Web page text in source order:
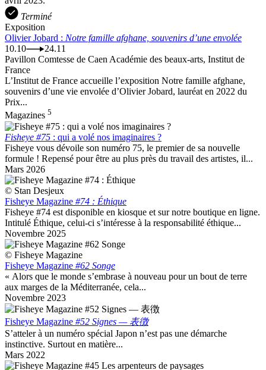
Terminé
Exposition
Olivier Jobard : Notre famille afghane, souvenirs d’une envolée
10.10
24.11
Pavillon Comtesse de Caen Académie des beaux-arts, Institut de
France
L’Institut de France accueille l’exposition Notre famille afghane,
souvenirs d’une vie envolée d’Olivier Jobard, lauréat en 2022 du
Prix...
Magazines 5
Fisheye #75 : qui a volé nos imaginaires ?
Fisheye vous dévoile son numéro 75, le premier de sa nouvelle
formule ! Repensé pour être au plus près du travail des artistes, il...
Mars 2026
© Stan Desjeux
Fisheye Magazine #74 : Éthique
Fisheye #74 est disponible en kiosque et sur notre boutique en ligne.
Intitulé Éthique, celui-ci s’intéresse à la responsabilité éthique...
Novembre 2025
© Fisheye Magazine
Fisheye Magazine #62 Songe
« Alors que le monde s’embrase à nouveau pour un bout de terre
aux marges de la Méditerranée, cela...
Novembre 2023
Fisheye Magazine #52 Signes — 表徴
S’atteler à un numéro spécial Japon n’est pas une démarche
instinctive. Surtout en matière...
Mars 2022